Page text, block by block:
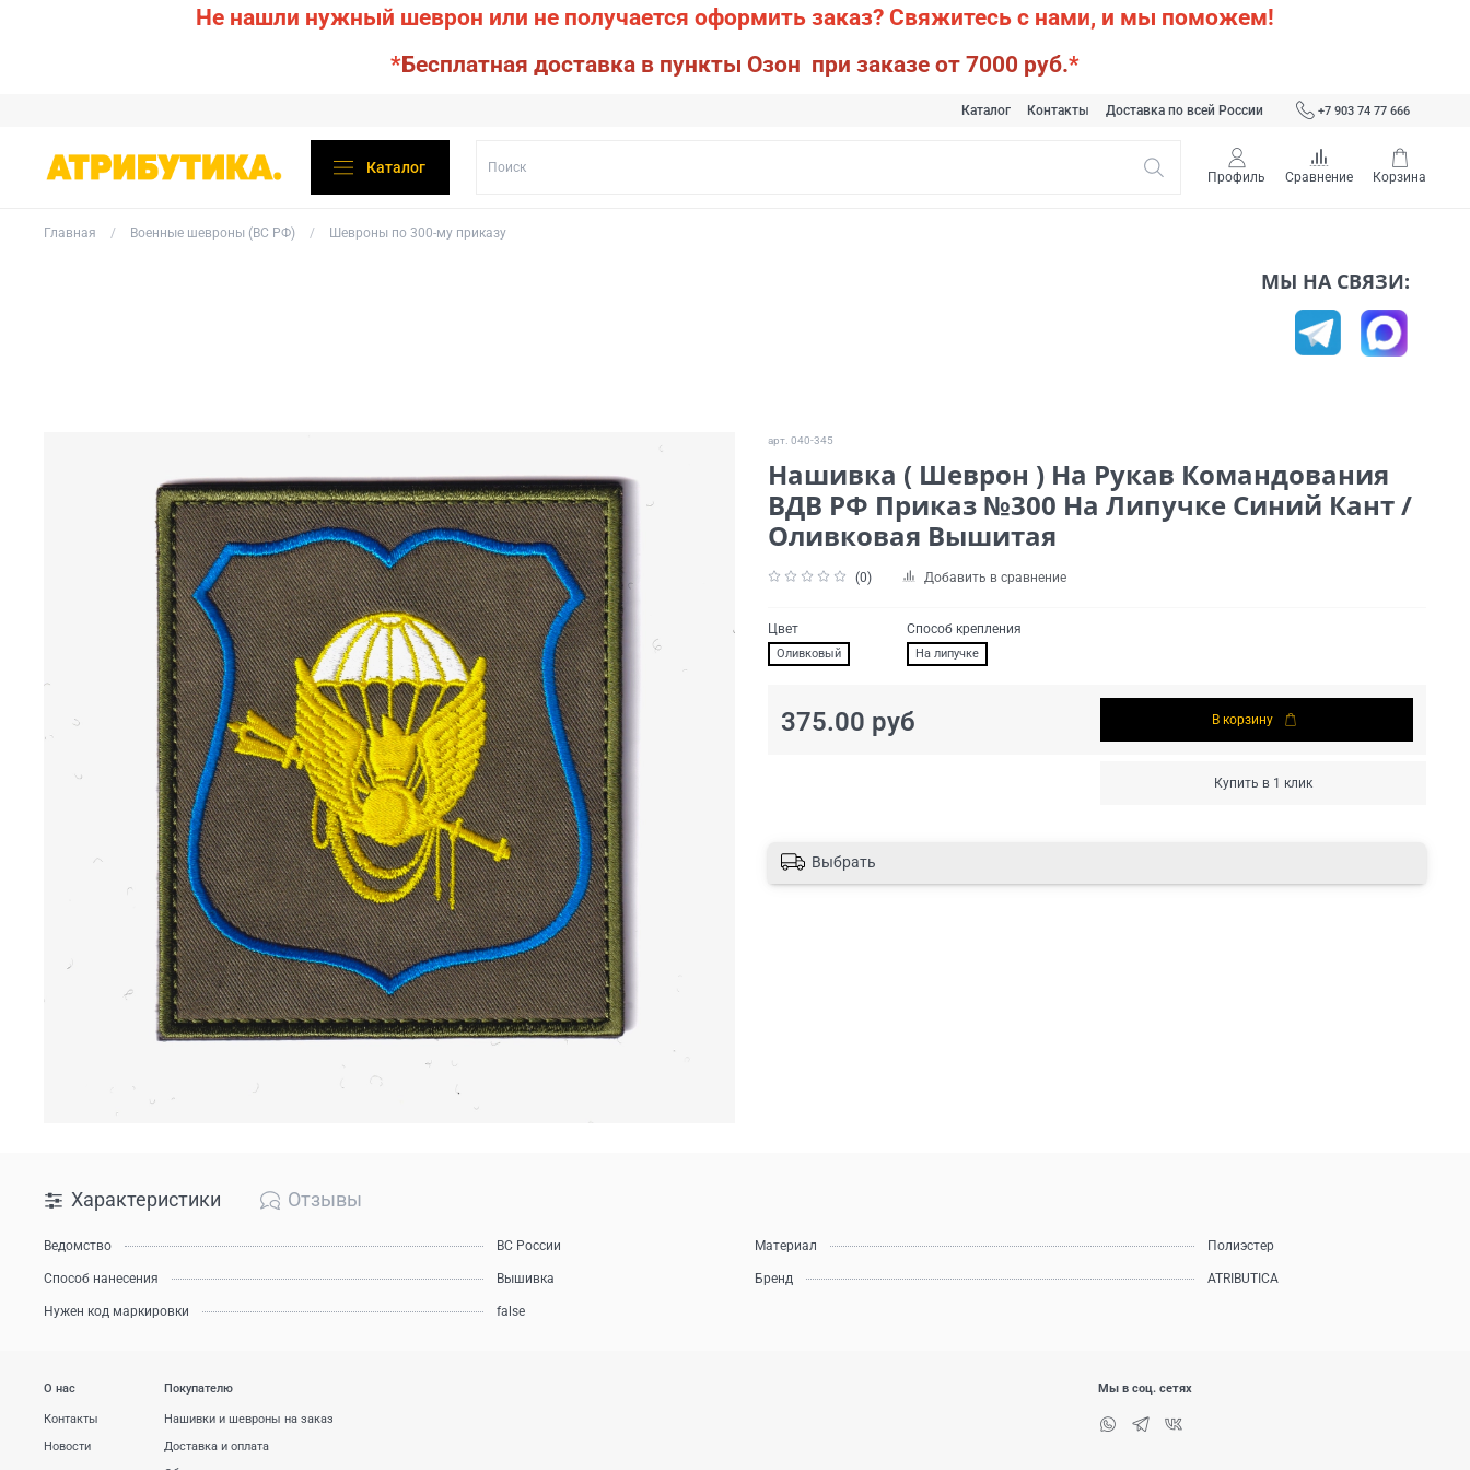
Не нашли нужный шеврон или не получается оформить заказ? Свяжитесь с нами, и мы поможем!
*Бесплатная доставка в пункты Озон при заказе от 7000 руб.*
Каталог Контакты Доставка по всей России +7 903 74 77 666
Каталог
Профиль Сравнение Корзина
Главная Военные шевроны (ВС РФ) Шевроны по 300-му приказу
МЫ НА СВЯЗИ:
арт. 040-345
Нашивка ( Шеврон ) На Рукав Командования
ВДВ РФ Приказ №300 На Липучке Синий Кант /
Оливковая Вышитая
(0) Добавить в сравнение
Цвет
Оливковый
Способ крепления
На липучке
375.00 руб В корзину
Купить в 1 клик
Выбрать
Характеристики Отзывы
Ведомство ВС России Материал Полиэстер
Способ нанесения Вышивка Бренд ATRIBUTICA
Нужен код маркировки false
О нас
Контакты
Новости
Покупателю
Нашивки и шевроны на заказ
Доставка и оплата
Мы в соц. сетях